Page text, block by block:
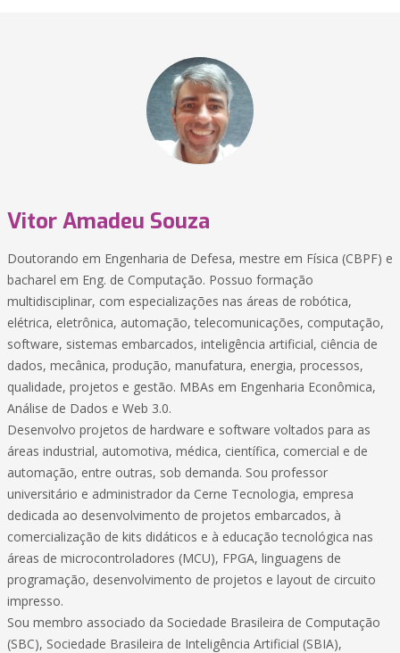
Vitor Amadeu Souza
Doutorando em Engenharia de Defesa, mestre em Física (CBPF) e
bacharel em Eng. de Computação. Possuo formação
multidisciplinar, com especializações nas áreas de robótica,
elétrica, eletrônica, automação, telecomunicações, computação,
software, sistemas embarcados, inteligência artificial, ciência de
dados, mecânica, produção, manufatura, energia, processos,
qualidade, projetos e gestão. MBAs em Engenharia Econômica,
Análise de Dados e Web 3.0.
Desenvolvo projetos de hardware e software voltados para as
áreas industrial, automotiva, médica, científica, comercial e de
automação, entre outras, sob demanda. Sou professor
universitário e administrador da Cerne Tecnologia, empresa
dedicada ao desenvolvimento de projetos embarcados, à
comercialização de kits didáticos e à educação tecnológica nas
áreas de microcontroladores (MCU), FPGA, linguagens de
programação, desenvolvimento de projetos e layout de circuito
impresso.
Sou membro associado da Sociedade Brasileira de Computação
(SBC), Sociedade Brasileira de Inteligência Artificial (SBIA),